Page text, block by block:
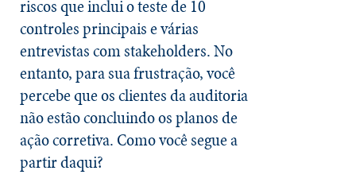
riscos que inclui o teste de 10
controles principais e várias
entrevistas com stakeholders. No
entanto, para sua frustração, você
percebe que os clientes da auditoria
não estão concluindo os planos de
ação corretiva. Como você segue a
partir daqui?